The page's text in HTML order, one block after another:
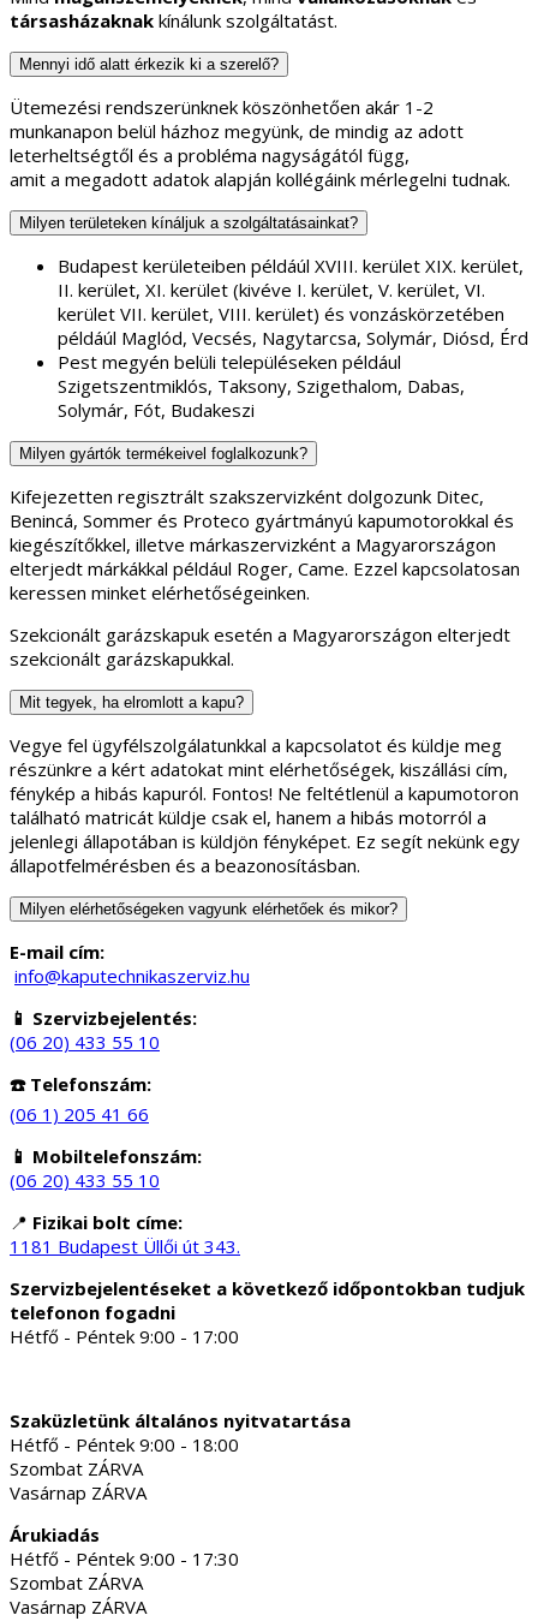
társasházaknak kínálunk szolgáltatást.
Mennyi idő alatt érkezik ki a szerelő?
Ütemezési rendszerünknek köszönhetően akár 1-2
munkanapon belül házhoz megyünk, de mindig az adott
leterheltségtől és a probléma nagyságától függ,
amit a megadott adatok alapján kollégáink mérlegelni tudnak.
Milyen területeken kínáljuk a szolgáltatásainkat?
Budapest kerületeiben példáúl XVIII. kerület XIX. kerület,
II. kerület, XI. kerület (kivéve I. kerület, V. kerület, VI.
kerület VII. kerület, VIII. kerület) és vonzáskörzetében
példáúl Maglód, Vecsés, Nagytarcsa, Solymár, Diósd, Érd
Pest megyén belüli településeken például
Szigetszentmiklós, Taksony, Szigethalom, Dabas,
Solymár, Fót, Budakeszi
Milyen gyártók termékeivel foglalkozunk?
Kifejezetten regisztrált szakszervizként dolgozunk Ditec,
Benincá, Sommer és Proteco gyártmányú kapumotorokkal és
kiegészítőkkel, illetve márkaszervizként a Magyarországon
elterjedt márkákkal például Roger, Came. Ezzel kapcsolatosan
keressen minket elérhetőségeinken.
Szekcionált garázskapuk esetén a Magyarországon elterjedt
szekcionált garázskapukkal.
Mit tegyek, ha elromlott a kapu?
Vegye fel ügyfélszolgálatunkkal a kapcsolatot és küldje meg
részünkre a kért adatokat mint elérhetőségek, kiszállási cím,
fénykép a hibás kapuról. Fontos! Ne feltétlenül a kapumotoron
található matricát küldje csak el, hanem a hibás motorról a
jelenlegi állapotában is küldjön fényképet. Ez segít nekünk egy
állapotfelmérésben és a beazonosításban.
Milyen elérhetőségeken vagyunk elérhetőek és mikor?
E-mail cím:
info@kaputechnikaszerviz.hu
📱 Szervizbejelentés:
(06 20) 433 55 10
☎️ Telefonszám:
(06 1) 205 41 66
📱 Mobiltelefonszám:
(06 20) 433 55 10
📍 Fizikai bolt címe:
1181 Budapest Üllői út 343.
Szervizbejelentéseket a következő időpontokban tudjuk
telefonon fogadni
Hétfő - Péntek 9:00 - 17:00
Szaküzletünk általános nyitvatartása
Hétfő - Péntek 9:00 - 18:00
Szombat ZÁRVA
Vasárnap ZÁRVA
Árukiadás
Hétfő - Péntek 9:00 - 17:30
Szombat ZÁRVA
Vasárnap ZÁRVA